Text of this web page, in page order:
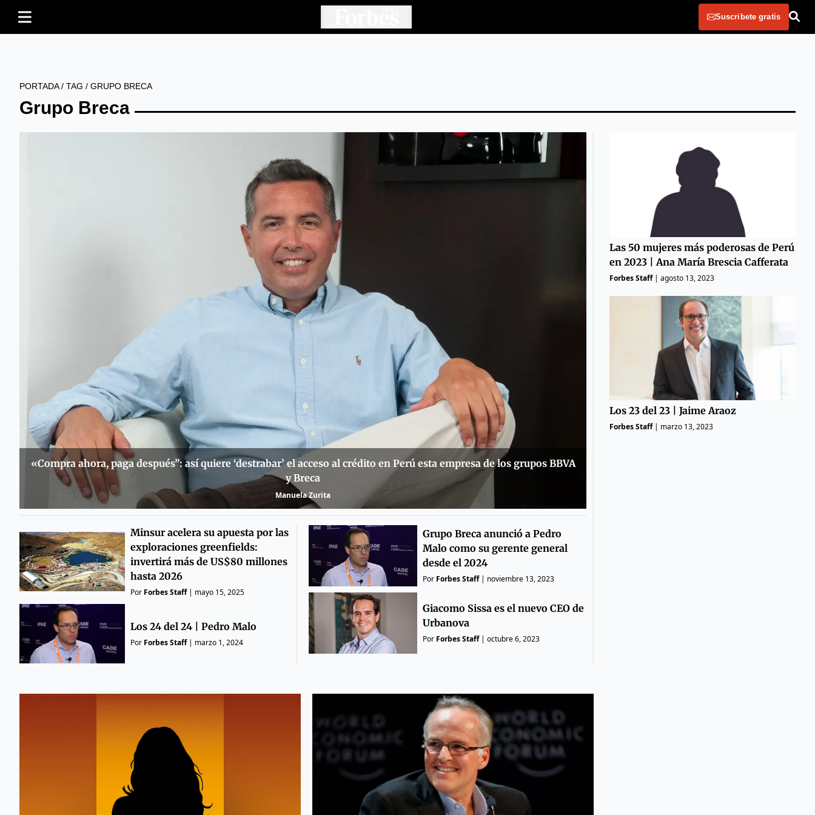
Suscribete gratis
PORTADA/ TAG / GRUPO BRECA
Grupo Breca
«Compra ahora, paga después”: así quiere ‘destrabar’ el acceso al crédito en Perú esta empresa de los grupos BBVA
y Breca
Manuela Zurita
Minsur acelera su apuesta por las
exploraciones greenfields:
invertirá más de US$80 millones
hasta 2026
Por Forbes Staff| mayo 15, 2025
Los 24 del 24 | Pedro Malo
Por Forbes Staff| marzo 1, 2024
Grupo Breca anunció a Pedro
Malo como su gerente general
desde el 2024
Por Forbes Staff| noviembre 13, 2023
Giacomo Sissa es el nuevo CEO de
Urbanova
Por Forbes Staff| octubre 6, 2023
Las 50 mujeres más poderosas de Perú
en 2023 | Ana María Brescia Cafferata
Forbes Staff| agosto 13, 2023
Los 23 del 23 | Jaime Araoz
Forbes Staff| marzo 13, 2023